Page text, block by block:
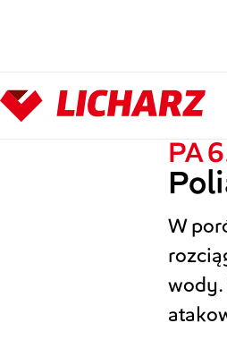
PA
W
wody.